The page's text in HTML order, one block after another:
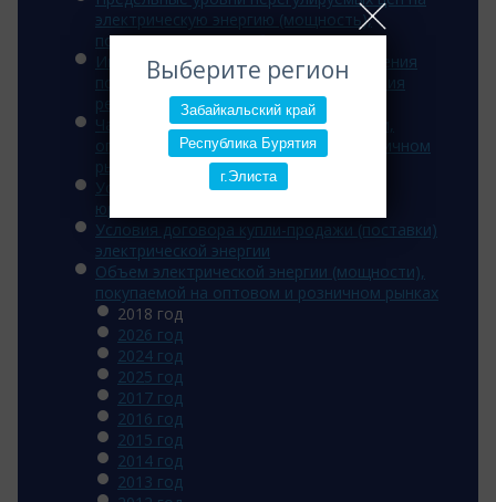
Выберите регион
Забайкальский край
Республика Бурятия
г.Элиста
электрическую энергию (мощность),
поставляемую потребителям
Информация об основаниях для введения
полного и (или) частичного ограничения
режима потребления э/э
Часы для расчета величины мощности,
оплачиваемой потребителем на розничном
рынке
Условия договора энергоснабжения
юридических лиц
Условия договора купли-продажи (поставки)
электрической энергии
Объем электрической энергии (мощности),
покупаемой на оптовом и розничном рынках
2018 год
2026 год
2024 год
2025 год
2017 год
2016 год
2015 год
2014 год
2013 год